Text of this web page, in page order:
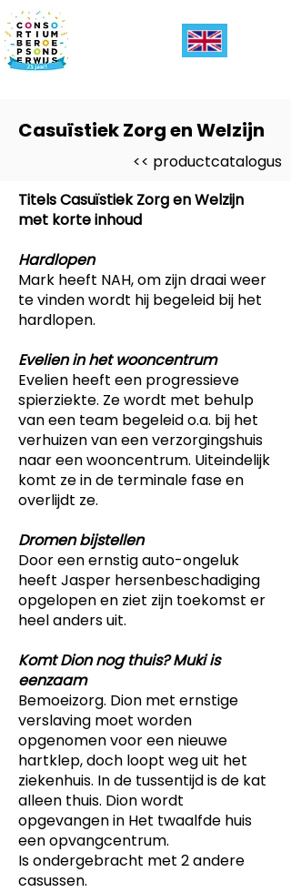
Casuïstiek Zorg en Welzijn
<< productcatalogus
Titels Casuïstiek Zorg en Welzijn
met korte inhoud
Hardlopen
Mark heeft NAH, om zijn draai weer
te vinden wordt hij begeleid bij het
hardlopen.
Evelien in het wooncentrum
Evelien heeft een progressieve
spierziekte. Ze wordt met behulp
van een team begeleid o.a. bij het
verhuizen van een verzorgingshuis
naar een wooncentrum. Uiteindelijk
komt ze in de terminale fase en
overlijdt ze.
Dromen bijstellen
Door een ernstig auto-ongeluk
heeft Jasper hersenbeschadiging
opgelopen en ziet zijn toekomst er
heel anders uit.
Komt Dion nog thuis? Muki is
eenzaam
Bemoeizorg. Dion met ernstige
verslaving moet worden
opgenomen voor een nieuwe
hartklep, doch loopt weg uit het
ziekenhuis. In de tussentijd is de kat
alleen thuis. Dion wordt
opgevangen in Het twaalfde huis
een opvangcentrum.
Is ondergebracht met 2 andere
casussen.